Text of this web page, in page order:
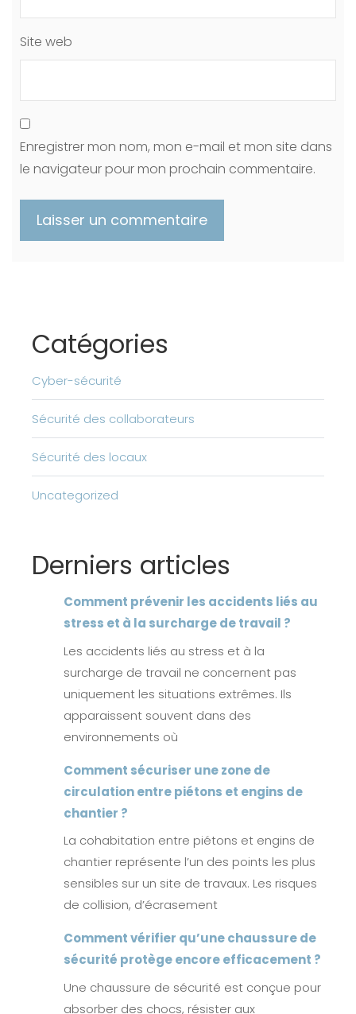
Site web
Enregistrer mon nom, mon e-mail et mon site dans
le navigateur pour mon prochain commentaire.
Catégories
Cyber-sécurité
Sécurité des collaborateurs
Sécurité des locaux
Uncategorized
Derniers articles
Comment prévenir les accidents liés au
stress et à la surcharge de travail ?
Les accidents liés au stress et à la
surcharge de travail ne concernent pas
uniquement les situations extrêmes. Ils
apparaissent souvent dans des
environnements où
Comment sécuriser une zone de
circulation entre piétons et engins de
chantier ?
La cohabitation entre piétons et engins de
chantier représente l’un des points les plus
sensibles sur un site de travaux. Les risques
de collision, d’écrasement
Comment vérifier qu’une chaussure de
sécurité protège encore efficacement ?
Une chaussure de sécurité est conçue pour
absorber des chocs, résister aux